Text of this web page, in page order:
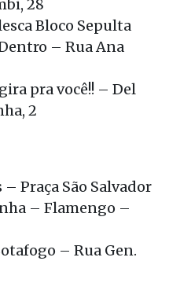
28
Bloco Sepulta
– Rua Ana
pra você!! – Del
2
Praça São Salvador
– Flamengo –
– Rua Gen.